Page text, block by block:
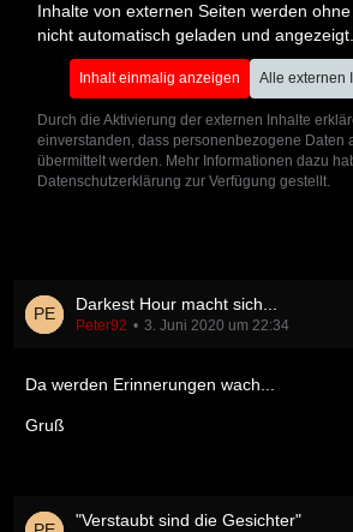
Inhalte von externen Seiten werden
nicht automatisch geladen und angezeigt.
Inhalt einmalig anzeigen Alle externen
Durch die Aktivierung der externen Inhalte
einverstanden, dass personenbezogene Daten
übermittelt werden. Mehr Informationen dazu
Datenschutzerklärung zur Verfügung gestellt.
Darkest Hour macht sich...
Peter92 3. Juni 2020 um 22:34
Da werden Erinnerungen wach...
Gruß
"Verstaubt sind die Gesichter"